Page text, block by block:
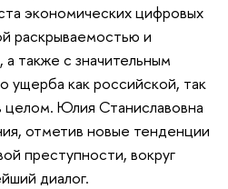
экономических цифровых
раскрываемостью и
также с значительным
ущерба как российской, так
Юлия Станиславовна
отметив новые тенденции
преступности, вокруг
диалог.